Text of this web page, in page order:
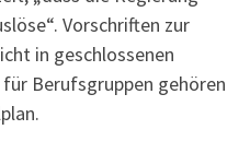
Vorschriften zur
in geschlossenen
Berufsgruppen gehören